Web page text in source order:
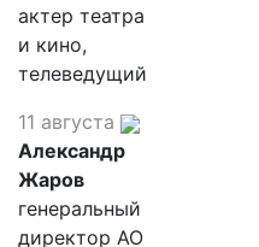
актер театра
и кино,
телеведущий
11 августа
Александр
Жаров
генеральный
директор АО